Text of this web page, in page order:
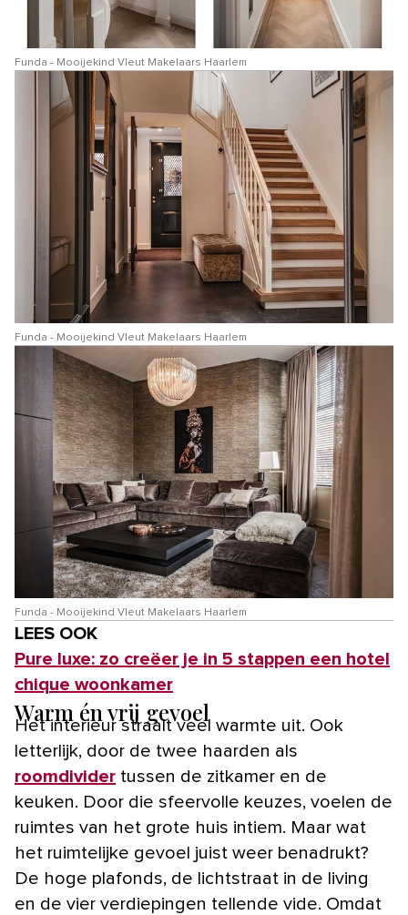
Funda - Mooijekind Vleut Makelaars Haarlem
Funda - Mooijekind Vleut Makelaars Haarlem
Funda - Mooijekind Vleut Makelaars Haarlem
LEES OOK
Pure luxe: zo creëer je in 5 stappen een hotel
chique woonkamer
Warm én vrij gevoel
Het interieur straalt veel warmte uit. Ook
letterlijk, door de twee haarden als
roomdivider tussen de zitkamer en de
keuken. Door die sfeervolle keuzes, voelen de
ruimtes van het grote huis intiem. Maar wat
het ruimtelijke gevoel juist weer benadrukt?
De hoge plafonds, de lichtstraat in de living
en de vier verdiepingen tellende vide. Omdat